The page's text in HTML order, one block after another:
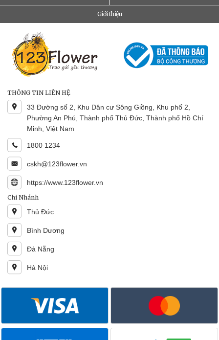
Giới thiệu
THÔNG TIN LIÊN HỆ
33 Đường số 2, Khu Dân cư Sông Giồng, Khu phố 2,
Phường An Phú, Thành phố Thủ Đức, Thành phố Hồ Chí
Minh, Việt Nam
1800 1234
cskh@123flower.vn
https://www.123flower.vn
Chi Nhánh
Thủ Đức
Bình Dương
Đà Nẵng
Hà Nội